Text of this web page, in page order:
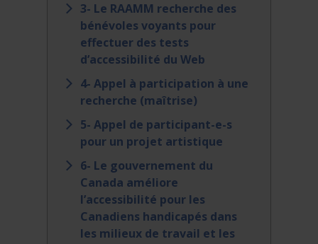
3- Le RAAMM recherche des
bénévoles voyants pour
effectuer des tests
d’accessibilité du Web
4- Appel à participation à une
recherche (maîtrise)
5- Appel de participant-e-s
pour un projet artistique
6- Le gouvernement du
Canada améliore
l’accessibilité pour les
Canadiens handicapés dans
les milieux de travail et les